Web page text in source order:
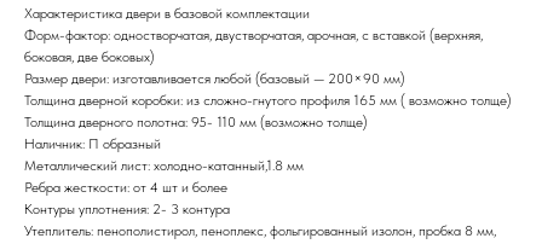
Характеристика двери в базовой комплектации
Форм-фактор: одностворчатая, двустворчатая, арочная, с вставкой (верхняя,
боковая, две боковых)
Размер двери: изготавливается любой (базовый — 200×90 мм)
Толщина дверной коробки: из сложно-гнутого профиля 165 мм ( возможно толще)
Толщина дверного полотна: 95- 110 мм (возможно толще)
Наличник: П образный
Металлический лист: холодно-катанный,1.8 мм
Ребра жесткости: от 4 шт и более
Контуры уплотнения: 2- 3 контура
Утеплитель: пенополистирол, пеноплекс, фольгированный изолон, пробка 8 мм,